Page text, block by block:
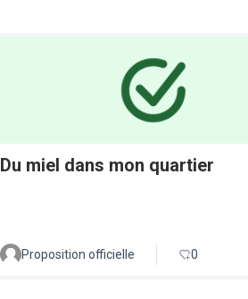
Du miel dans mon quartier
Proposition officielle 0